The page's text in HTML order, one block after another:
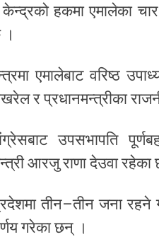
केन्द्रको हकमा एमालेका
।
एमालेबाट वरिष्ठ
र प्रधानमन्त्रीका
उपसभापति
आरजु राणा देउवा
तीन–तीन जना रहने
गरेका छन् ।